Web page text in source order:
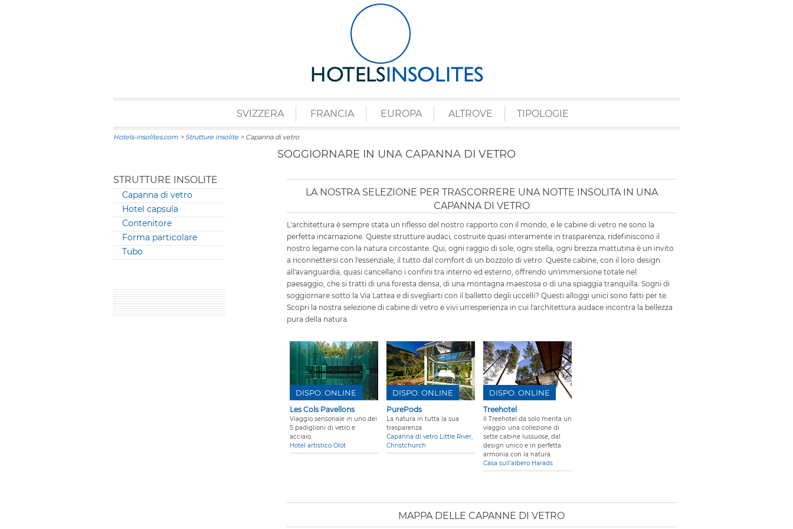
SVIZZERA FRANCIA EUROPA ALTROVE TIPOLOGIE
Hotels-insolites.com > Strutture insolite > Capanna di vetro
SOGGIORNARE IN UNA CAPANNA DI VETRO
STRUTTURE INSOLITE
Capanna di vetro
Hotel capsula
Contenitore
Forma particolare
Tubo
LA NOSTRA SELEZIONE PER TRASCORRERE UNA NOTTE INSOLITA IN UNA
CAPANNA DI VETRO
L'architettura è sempre stata un riflesso del nostro rapporto con il mondo, e le cabine di vetro ne sono la
perfetta incarnazione. Queste strutture audaci, costruite quasi interamente in trasparenza, ridefiniscono il
nostro legame con la natura circostante. Qui, ogni raggio di sole, ogni stella, ogni brezza mattutina è un invito
a riconnettersi con l'essenziale, il tutto dal comfort di un bozzolo di vetro. Queste cabine, con il loro design
all'avanguardia, quasi cancellano i confini tra interno ed esterno, offrendo un'immersione totale nel
paesaggio, che si tratti di una foresta densa, di una montagna maestosa o di una spiaggia tranquilla. Sogni di
soggiornare sotto la Via Lattea e di svegliarti con il balletto degli uccelli? Questi alloggi unici sono fatti per te.
Scopri la nostra selezione di cabine di vetro e vivi un'esperienza in cui l'architettura audace incontra la bellezza
pura della natura.
Les Cols Pavellons
Viaggio sensoriale in uno dei
5 padiglioni di vetro e
acciaio.
Hotel artistico Olot
DISPO. ONLINE
PurePods
La natura in tutta la sua
trasparenza.
Capanna di vetro Little River,
Christchurch
DISPO. ONLINE
Treehotel
Il Treehotel da solo merita un
viaggio: una collezione di
sette cabine lussuose, dal
design unico e in perfetta
armonia con la natura.
Casa sull'albero Harads
DISPO. ONLINE
MAPPA DELLE CAPANNE DI VETRO